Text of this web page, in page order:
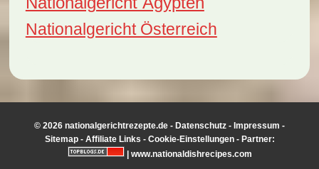
Nationalgericht Österreich
© 2026 nationalgerichtrezepte.de - Datenschutz - Impressum -
Sitemap- Affiliate Links - Cookie-Einstellungen- Partner:
www.nationaldishrecipes.com